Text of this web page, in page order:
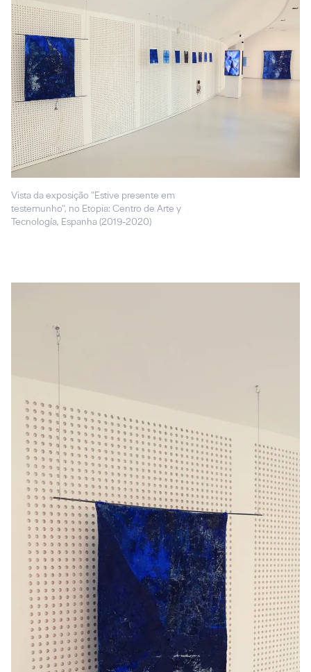
Vista da exposição "Estive presente em
testemunho", no Etopia: Centro de Arte y
Tecnología, Espanha (2019-2020)